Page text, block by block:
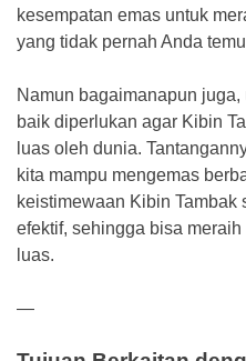
kesempatan emas untuk
yang tidak pernah Anda
Namun bagaimanapun
baik diperlukan agar Kibin
luas oleh dunia.
kita mampu mengemas
keistimewaan Kibin Tambak
efektif, sehingga bisa
luas.
—